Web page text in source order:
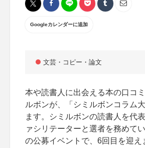
Googleカレンダーに追加
文芸・コピー・論文
本や読書人に出会える本の口コ
ルボンが、「シミルボンコラム
ます。シミルボンの読書人を代
ァシリテーターと選者を務めて
の公募イベントで、6回目を迎え